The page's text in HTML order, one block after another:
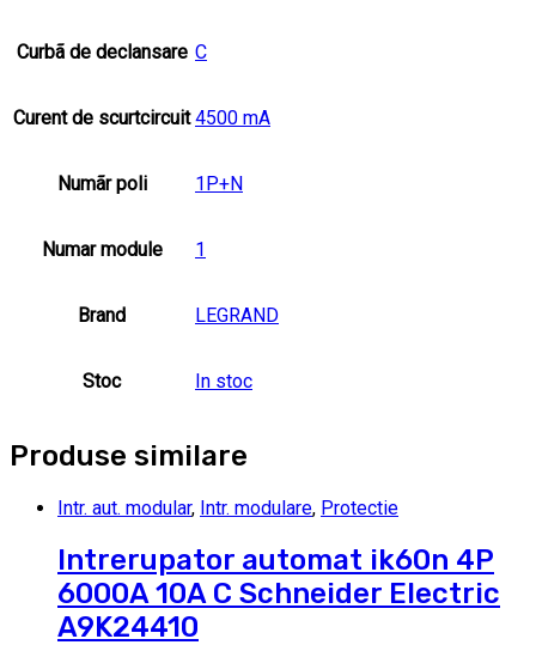
Curbã de declansare C
Curent de scurtcircuit 4500 mA
Numãr poli 1P+N
Numar module 1
Brand LEGRAND
Stoc In stoc
Produse similare
Intr. aut. modular, Intr. modulare, Protectie
Intrerupator automat ik60n 4P
6000A 10A C Schneider Electric
A9K24410